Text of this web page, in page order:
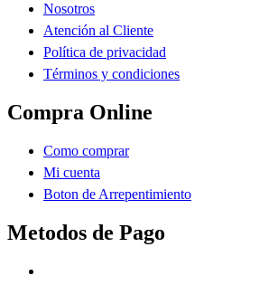
Nosotros
Atención al Cliente
Política de privacidad
Términos y condiciones
Compra Online
Como comprar
Mi cuenta
Boton de Arrepentimiento
Metodos de Pago